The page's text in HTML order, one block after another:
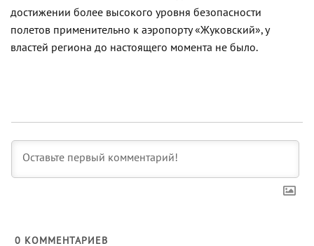
достижении более высокого уровня безопасности
полетов применительно к аэропорту «Жуковский», у
властей региона до настоящего момента не было.
0 КОММЕНТАРИЕВ